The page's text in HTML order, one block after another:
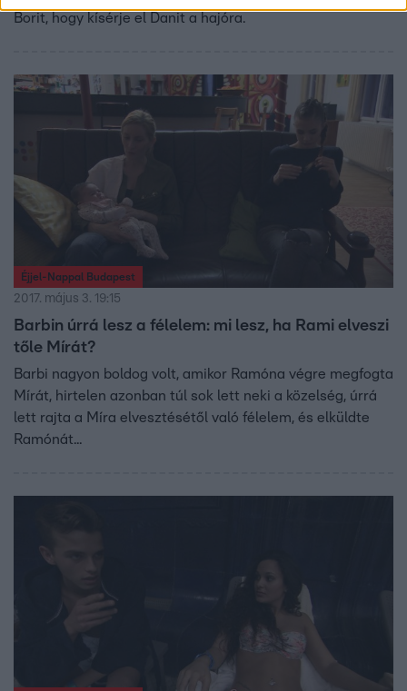
Borit, hogy kísérje el Danit a hajóra.
Éjjel-Nappal Budapest
2017. május 3. 19:15
Barbin úrrá lesz a félelem: mi lesz, ha Rami elveszi
tőle Mírát?
Barbi nagyon boldog volt, amikor Ramóna végre megfogta
Mírát, hirtelen azonban túl sok lett neki a közelség, úrrá
lett rajta a Míra elvesztésétől való félelem, és elküldte
Ramónát...